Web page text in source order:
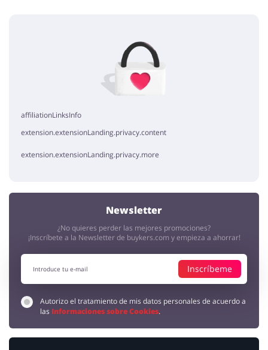
Estuve en el parque Xcaret con mis amigos y me encantó el lugar.
Quiero volver yaaa Gracias por publicar los cupones Experiencias
Xcaret, espero poder utilizarlos pronto.
affiliationLinksInfo
extension.extensionLanding.privacy.content
extension.extensionLanding.privacy.more
Newsletter
¿No quieres perder las mejores promociones?
¡Inscríbete a la Newsletter de buykers.com y empieza a ahorrar!
Inscríbeme
Autorizo el tratamiento de mis datos personales de acuerdo a
las Informaciones sobre Cookies.